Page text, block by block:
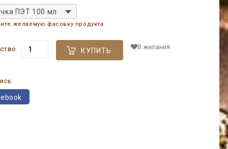
ПЭТ 100 мл
желаемую фасовку продукта
КУПИТЬ В желания